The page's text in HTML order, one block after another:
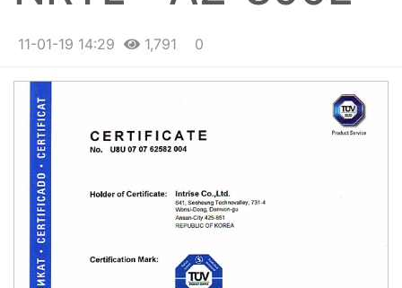
11-01-19 14:29 1,791 0
본문